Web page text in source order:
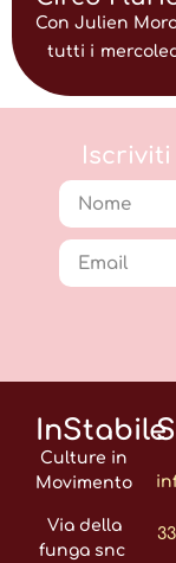
Con Julien
tutti i
InStabile
Culture in
Movimento
Via della
funga snc